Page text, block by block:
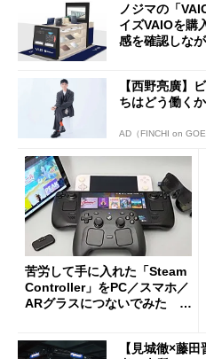
ノジマの「
イズVAIOを購
感を確認しな
【西野亮廣】
ちはどう働くか
AD（FINCHI on
苦労して手に入れた「Steam
Controller」をPC／スマホ／
ARグラスにつないでみた ゲ
【見城徹×藤